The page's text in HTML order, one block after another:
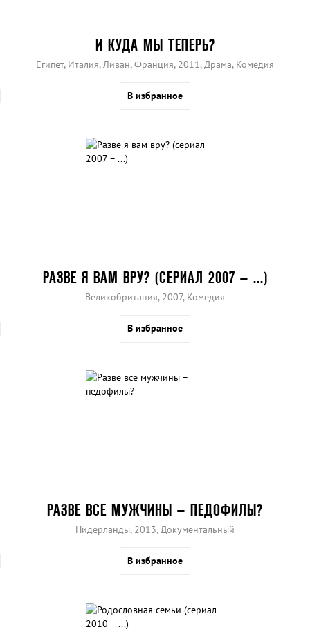
И КУДА МЫ ТЕПЕРЬ?
Египет, Италия, Ливан, Франция, 2011, Драма, Комедия
В избранное
РАЗВЕ Я ВАМ ВРУ? (СЕРИАЛ 2007 – ...)
Великобритания, 2007, Комедия
В избранное
РАЗВЕ ВСЕ МУЖЧИНЫ – ПЕДОФИЛЫ?
Нидерланды, 2013, Документальный
В избранное